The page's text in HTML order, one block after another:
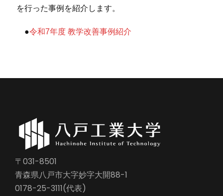
を行った事例を紹介します。
●令和7年度 教学改善事例紹介
〒031-8501
青森県八戸市大字妙字大開88-1
0178-25-3111(代表)